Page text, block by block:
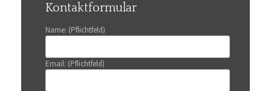
Kontaktformular
Name: (Pflichtfeld)
Email: (Pflichtfeld)